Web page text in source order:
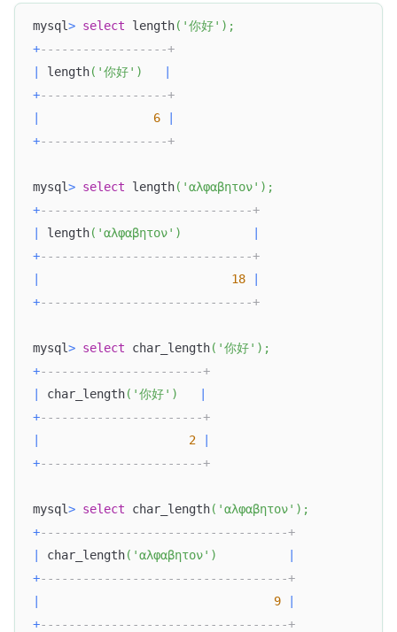
mysql> select length( '你好' ) ;
+------------------+
length( '你好' )
+------------------+
6
+------------------+
mysql> select length( 'αλφαβητον' ) ;
+------------------------------+
length( 'αλφαβητον' )
+------------------------------+
18
+------------------------------+
mysql> select char_length( '你好' ) ;
+-----------------------+
char_length( '你好' )
+-----------------------+
2
+-----------------------+
mysql> select char_length( 'αλφαβητον' ) ;
+-----------------------------------+
char_length( 'αλφαβητον' )
+-----------------------------------+
9
+-----------------------------------+